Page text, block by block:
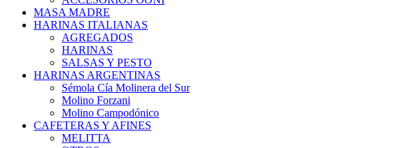
MASA MADRE
HARINAS ITALIANAS
AGREGADOS
HARINAS
SALSAS Y PESTO
HARINAS ARGENTINAS
Sémola Cía Molinera del Sur
Molino Forzani
Molino Campodónico
CAFETERAS Y AFINES
MELITTA